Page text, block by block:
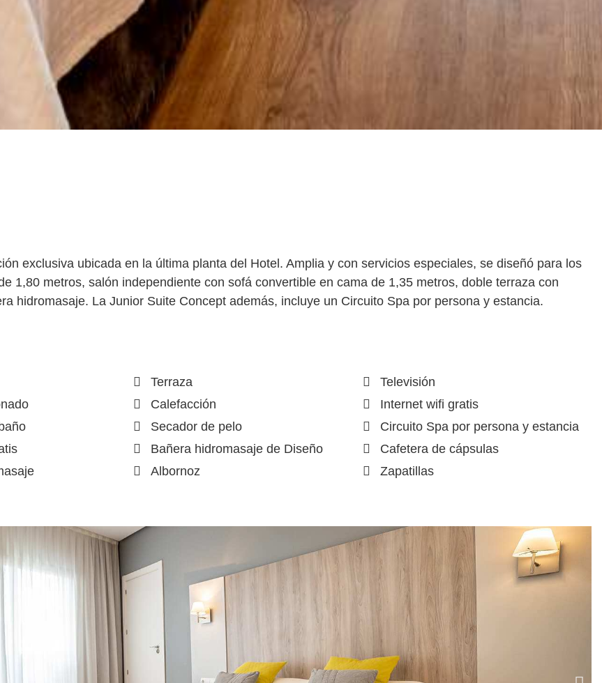
exclusiva ubicada en la última planta del Hotel. Amplia y con servicios especiales, se diseñó para los
1,80 metros, salón independiente con sofá convertible en cama de 1,35 metros, doble terraza con
hidromasaje. La Junior Suite Concept además, incluye un Circuito Spa por persona y estancia.
Terraza
Televisión
Calefacción
Internet wifi gratis
Secador de pelo
Circuito Spa por persona y estancia
Bañera hidromasaje de Diseño
Cafetera de cápsulas
Albornoz Zapatillas